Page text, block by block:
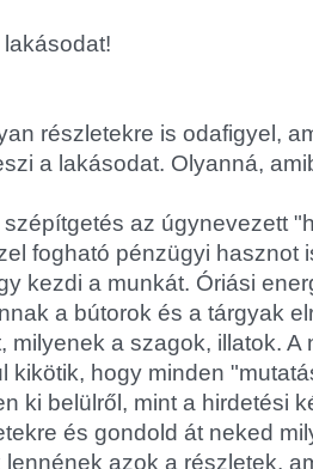
részletekre is odafigyel,
a lakásodat. Olyanná,
az úgynevezett
fogható pénzügyi hasznot
kezdi a munkát. Óriási
a bútorok és a tárgyak
milyenek a szagok, illatok. A
kikötik, hogy minden
ki belülről, mint a hirdetési
és gondold át neked
azok a részletek,